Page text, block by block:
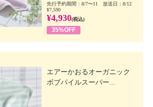
先行予約期間：8/7〜11 放送日：8/12
¥7,590
¥4,930(税込)
35%OFF
エアーかおるオーガニック
ボブパイルスーパー...